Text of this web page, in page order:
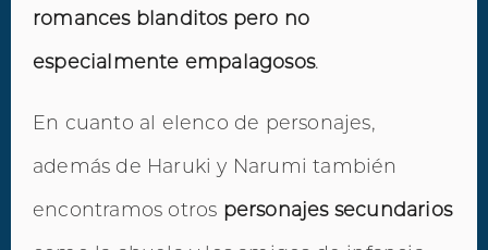
romances blanditos pero no
especialmente empalagosos.
En cuanto al elenco de personajes,
además de Haruki y Narumi también
encontramos otros personajes secundarios